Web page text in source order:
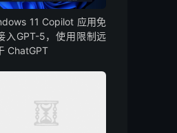
11 Copilot 应用免
入GPT-5，使用限制远
ChatGPT